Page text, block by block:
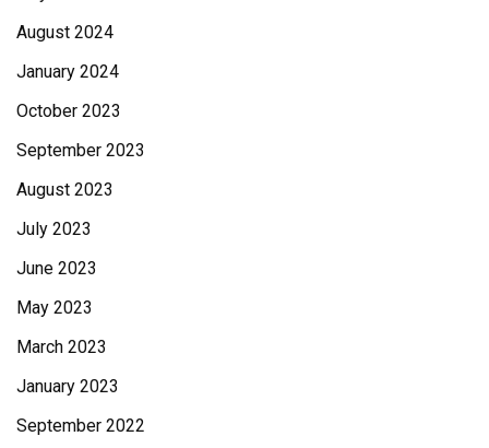
August 2024
January 2024
October 2023
September 2023
August 2023
July 2023
June 2023
May 2023
March 2023
January 2023
September 2022